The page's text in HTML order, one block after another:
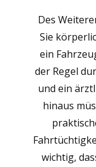
Des
Sie
ein
der Regel
und ein
hinaus
wichtig,